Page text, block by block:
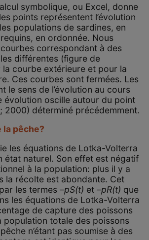
symbolique, ou Excel, donne
points représentent l’évolution
populations de sardines, en
en ordonnée. Nous
correspondant à des
différentes (figure de
la courbe extérieure et pour la
Ces courbes sont fermées. Les
le sens de l’évolution au cours
évolution oscille autour du point
2000) déterminé précédemment.
la pêche?
les équations de Lotka-Volterra
état naturel. Son effet est négatif
à la population: plus il y a
la récolte est abondante. Cet
les termes –pS(t) et –pR(t) que
les équations de Lotka-Volterra
de capture des poissons
population totale des poissons
n’étant pas soumise à des